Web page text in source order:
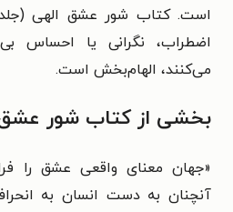
است. کتاب شور عشق الهی (جلد
اضطراب، نگرانی یا احساس
می‌کنند، الهام‌بخش است.
بخشی از کتاب شور عشق
«جهان معنای واقعی عشق را
آنچنان به دست انسان به